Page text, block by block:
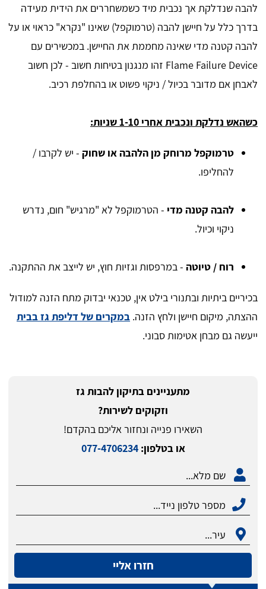
להבה שנדלקת אך נכבית מיד כשמשחררים את הידית מעידה
בדרך כלל על חיישן להבה (טרמוקפל) שאינו "נקרא" כראוי או על
להבה קטנה מדי שאינה מחממת את החיישן. במכשירים עם
Flame Failure Device זהו מנגנון בטיחות חשוב - לכן חשוב
לאבחן אם מדובר בכיול / ניקוי פשוט או בהחלפת רכיב.
כשהאש נדלקת ונכבית אחרי 1-10 שניות:
טרמוקפל מרוחק מן הלהבה או שחוק - יש לקרבו /
להחליפו.
להבה קטנה מדי - הטרמוקפל לא "מרגיש" חום, נדרש
ניקוי וכיול.
רוח / טיוטה - במרפסות וגזיות חוץ, יש לייצב את ההתקנה.
בכיריים ביתיות ובתנורי בילט אין, טכנאי יבדוק מתח הזנה למודול
ההצתה, מיקום חיישן ולחץ הזנה. במקרים של דליפת גז בבית
ייעשה גם מבחן אטימות סבוני.
מתעניינים בתיקון להבות גז
וזקוקים לשירות?
השאירו פנייה ונחזור אליכם בהקדם!
או בטלפון:077-4706234
חזרו אליי